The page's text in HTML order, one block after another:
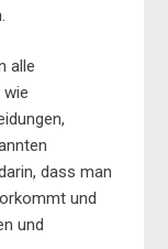
alle
dass man
und
und